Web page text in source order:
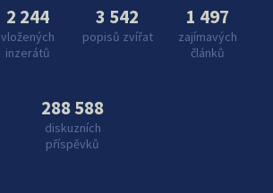
2 244
vložených
inzerátů
3 542
popisů zvířat
1 497
zajímavých
článků
288 588
diskuzních
příspěvků